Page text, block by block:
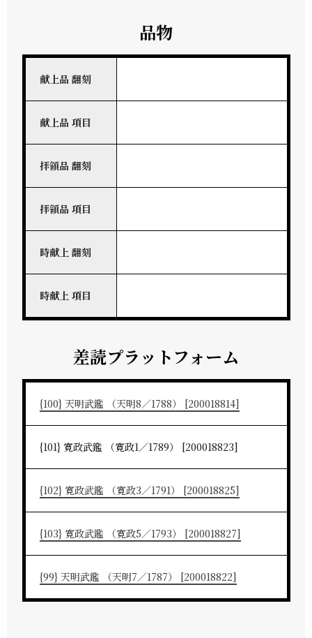
品物
献上品 翻刻
献上品 項目
拝領品 翻刻
拝領品 項目
時献上 翻刻
時献上 項目
差読プラットフォーム
{100} 天明武鑑 （天明8／1788） [200018814]
{101} 寛政武鑑 （寛政1／1789） [200018823]
{102} 寛政武鑑 （寛政3／1791） [200018825]
{103} 寛政武鑑 （寛政5／1793） [200018827]
{99} 天明武鑑 （天明7／1787） [200018822]